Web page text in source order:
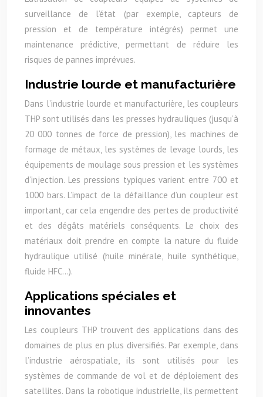
surveillance de l’état (par exemple, capteurs de
pression et de température intégrés) permet une
maintenance prédictive, permettant de réduire les
risques de pannes imprévues.
Industrie lourde et manufacturière
Dans l’industrie lourde et manufacturière, les coupleurs
THP sont utilisés dans les presses hydrauliques (jusqu’à
20 000 tonnes de force de pression), les machines de
formage de métaux, les systèmes de levage lourds, les
équipements de moulage sous pression et les systèmes
d’injection. Les pressions typiques varient entre 700 et
1000 bars. L’impact de la défaillance d’un coupleur est
important, car cela engendre des pertes de productivité
et des dégâts matériels conséquents. Le choix des
matériaux doit prendre en compte la nature du fluide
hydraulique utilisé (huile minérale, huile synthétique,
fluide HFC…).
Applications spéciales et
innovantes
Les coupleurs THP trouvent des applications dans des
domaines de plus en plus diversifiés. Par exemple, dans
l’industrie aérospatiale, ils sont utilisés pour les
systèmes de commande de vol et de déploiement des
satellites. Dans la robotique industrielle, ils permettent